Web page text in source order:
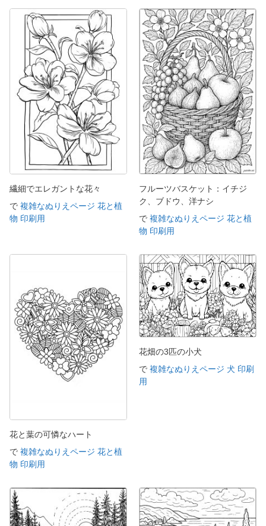
繊細でエレガントな花々
で 複雑なぬりえページ 花と植
物 印刷用
フルーツバスケット：イチジ
ク、ブドウ、洋ナシ
で 複雑なぬりえページ 花と植
物 印刷用
花と葉の可憐なハート
で 複雑なぬりえページ 花と植
物 印刷用
花畑の3匹の小犬
で 複雑なぬりえページ 犬 印刷
用